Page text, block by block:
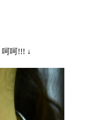
呵呵!!! ↓